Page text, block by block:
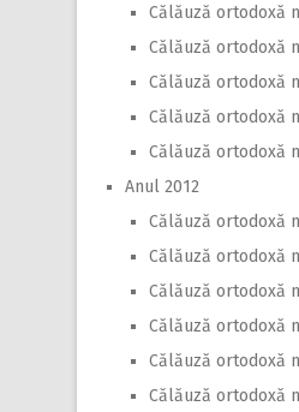
Călăuză ortodoxă
Călăuză ortodoxă
Călăuză ortodoxă
Călăuză ortodoxă
Călăuză ortodoxă
Anul 2012
Călăuză ortodoxă
Călăuză ortodoxă
Călăuză ortodoxă
Călăuză ortodoxă
Călăuză ortodoxă
Călăuză ortodoxă